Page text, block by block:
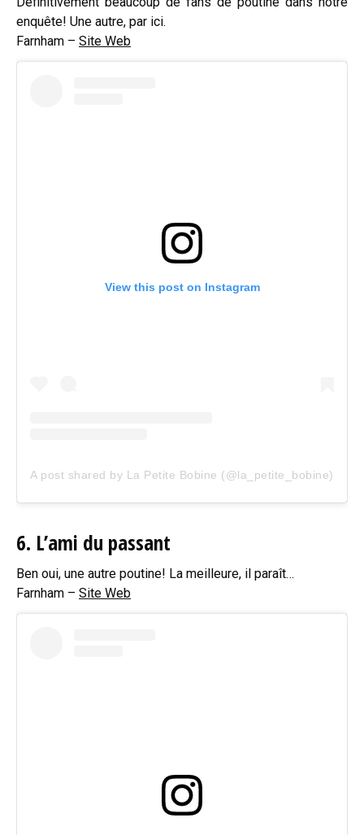
enquête! Une autre, par ici.
Farnham – Site Web
View this post on Instagram
A post shared by La Petite Bobine (@la_petite_bobine)
6. L’ami du passant
Ben oui, une autre poutine! La meilleure, il paraît…
Farnham – Site Web